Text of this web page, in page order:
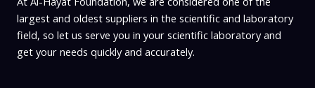
largest and oldest suppliers in the scientific and laboratory
field, so let us serve you in your scientific laboratory and
get your needs quickly and accurately.